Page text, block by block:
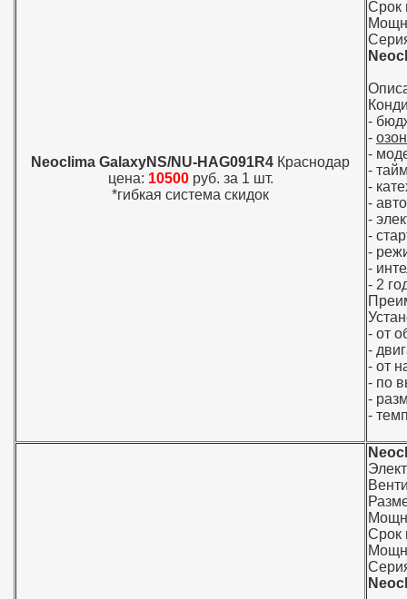
Neoclima GalaxyNS/NU-HAG091R4 Краснодар
цена: 10500 руб. за 1 шт.
*гибкая система скидок
Срок
-
-
-
-
-
-
-
-
-
-
- 2
- от
-
- от
- по
-
-
Срок